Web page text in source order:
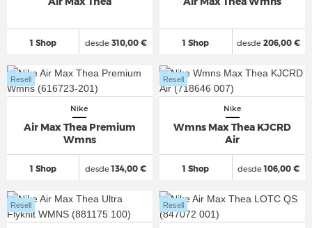
1 Shop desde310,00 € 1 Shop desde 206,00 €
Nike
Air Max Thea Premium
Wmns
1 Shop
Resell
desde134,00 €
Nike
Wmns Max Thea KJCRD
Air
1 Shop
Resell
desde106,00 €
Resell Resell